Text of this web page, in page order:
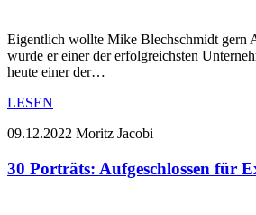
Eigentlich wollte Mike Blechschmidt gern
wurde er einer der erfolgreichsten
heute einer der…
LESEN
09.12.2022 Moritz Jacobi
30 Porträts: Aufgeschlossen für